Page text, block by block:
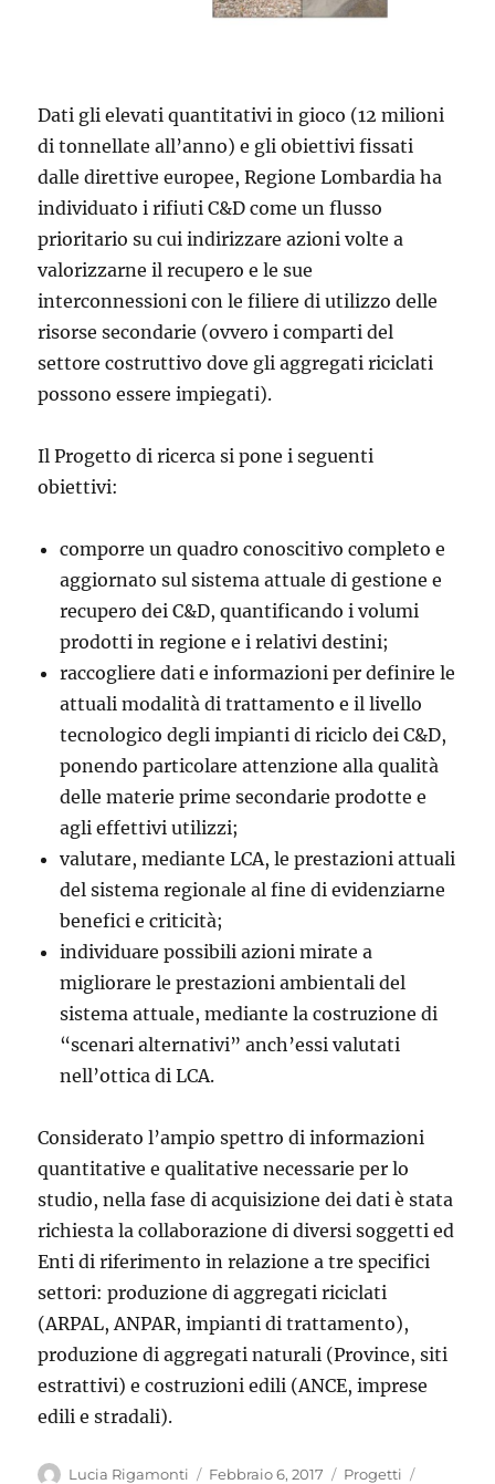
Dati gli elevati quantitativi in gioco (12 milioni
di tonnellate all’anno) e gli obiettivi fissati
dalle direttive europee, Regione Lombardia ha
individuato i rifiuti C&D come un flusso
prioritario su cui indirizzare azioni volte a
valorizzarne il recupero e le sue
interconnessioni con le filiere di utilizzo delle
risorse secondarie (ovvero i comparti del
settore costruttivo dove gli aggregati riciclati
possono essere impiegati).
Il Progetto di ricerca si pone i seguenti
obiettivi:
comporre un quadro conoscitivo completo e
aggiornato sul sistema attuale di gestione e
recupero dei C&D, quantificando i volumi
prodotti in regione e i relativi destini;
raccogliere dati e informazioni per definire le
attuali modalità di trattamento e il livello
tecnologico degli impianti di riciclo dei C&D,
ponendo particolare attenzione alla qualità
delle materie prime secondarie prodotte e
agli effettivi utilizzi;
valutare, mediante LCA, le prestazioni attuali
del sistema regionale al fine di evidenziarne
benefici e criticità;
individuare possibili azioni mirate a
migliorare le prestazioni ambientali del
sistema attuale, mediante la costruzione di
“scenari alternativi” anch’essi valutati
nell’ottica di LCA.
Considerato l’ampio spettro di informazioni
quantitative e qualitative necessarie per lo
studio, nella fase di acquisizione dei dati è stata
richiesta la collaborazione di diversi soggetti ed
Enti di riferimento in relazione a tre specifici
settori: produzione di aggregati riciclati
(ARPAL, ANPAR, impianti di trattamento),
produzione di aggregati naturali (Province, siti
estrattivi) e costruzioni edili (ANCE, imprese
edili e stradali).
Autore
Lucia Rigamonti Pubblicato
Febbraio 6, 2017 Categorie
Progetti